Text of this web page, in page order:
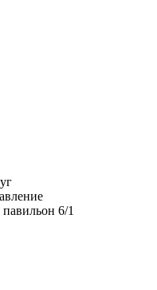
6/1